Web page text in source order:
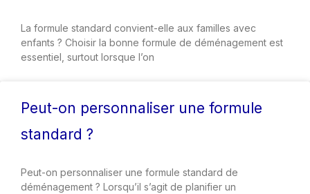
La formule standard convient-elle aux familles avec
enfants ? Choisir la bonne formule de déménagement est
essentiel, surtout lorsque l’on
Peut-on personnaliser une formule
standard ?
Peut-on personnaliser une formule standard de
déménagement ? Lorsqu’il s’agit de planifier un